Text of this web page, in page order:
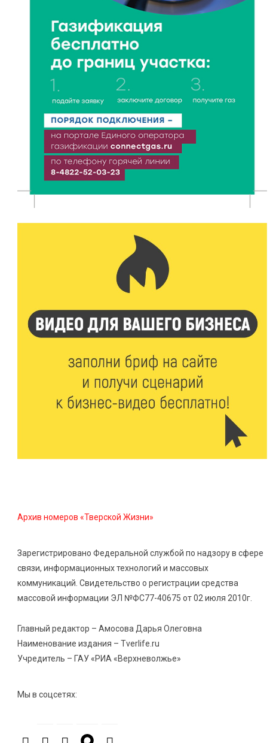
265
Ботанические лаборатории в школах: Тверская
область запускает масштабный экопроект
7 Авг 2026 18:52 539
В Ржеве чествовали работников строительной
отрасли
7 Авг 2026 18:10 169
Зарядка со стражем порядка объединила детей в
«Чайке»
Крестовоздвиженской церкви
255
День арбуза отметили ребята в Андреапольском
7 Авг 2026 17:02 298
Названы первые победители программы «Земский
работник культуры» в Тверской области
7 Авг 2026 16:32 502
Открыт набор на программу амбассадоров для
студентов российских вузов
7 Авг 2026 15:37 237
опасности домашних заготовок
7 Авг 2026 15:32 315
изменила библиотечную жизнь Верхневолжья
Архив номеров «Тверской Жизни»
Зарегистрировано Федеральной службой по надзору в сфере
связи, информационных технологий и массовых
коммуникаций. Свидетельство о регистрации средства
массовой информации ЭЛ №ФС77-40675 от 02 июля 2010г.
Главный редактор – Амосова Дарья Олеговна
Наименование издания – Tverlife.ru
Учредитель – ГАУ «РИА «Верхневолжье»
Мы в соцсетях: